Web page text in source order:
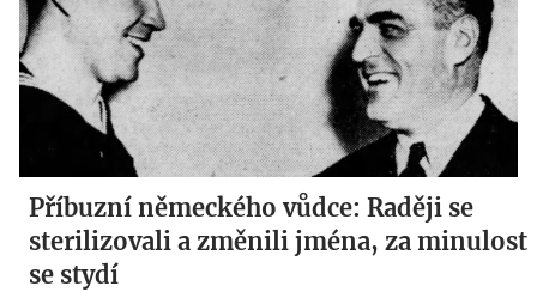
Příbuzní německého vůdce: Raději se
sterilizovali a změnili jména, za minulost
se stydí